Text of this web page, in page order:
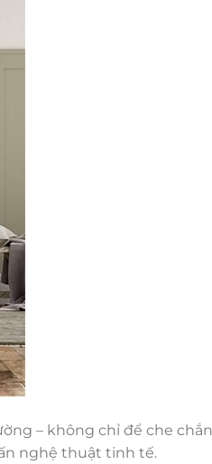
– không chỉ để che
nghệ thuật tinh tế.